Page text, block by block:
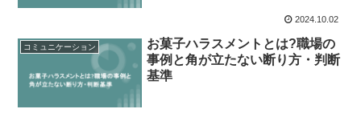
2024.10.02
コミュニケーション
お菓子ハラスメントとは?職場の
事例と角が立たない断り方・判断
基準